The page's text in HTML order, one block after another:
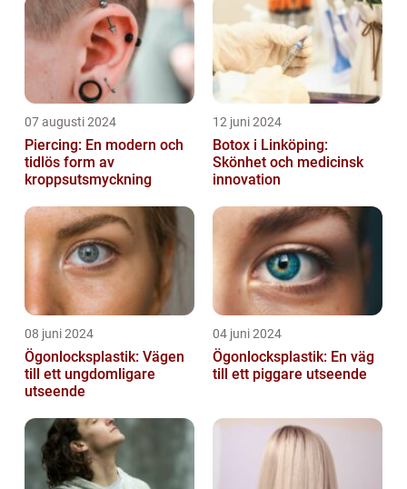
07 augusti 2024
Piercing: En modern och
tidlös form av
kroppsutsmyckning
12 juni 2024
Botox i Linköping:
Skönhet och medicinsk
innovation
08 juni 2024
Ögonlocksplastik: Vägen
till ett ungdomligare
utseende
04 juni 2024
Ögonlocksplastik: En väg
till ett piggare utseende